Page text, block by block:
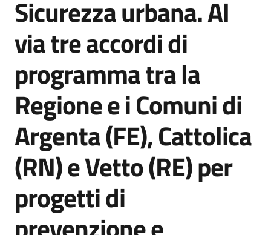
Risorse
Agenzia
di
informazione
e
comunicazione
Seguici
su
Salta al contenuto
Sicurezza urbana. Al
via tre accordi di
programma tra la
Regione e i Comuni di
Argenta (FE), Cattolica
(RN) e Vetto (RE) per
progetti di